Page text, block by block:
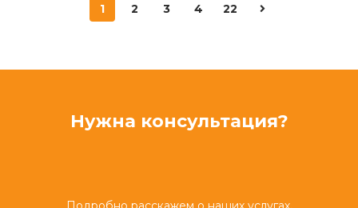
1 2 3 4 22
Нужна консультация?